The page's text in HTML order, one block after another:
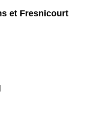
et Fresnicourt